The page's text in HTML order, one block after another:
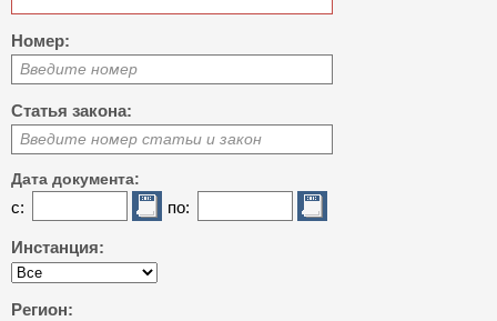
Номер:
Введите номер
Статья закона:
Введите номер статьи и закон
Дата документа:
с: по:
Инстанция:
Регион: